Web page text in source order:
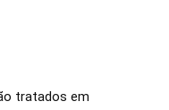
tratados em